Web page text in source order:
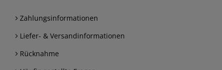
Zahlungsinformationen
Liefer- & Versandinformationen
Rücknahme